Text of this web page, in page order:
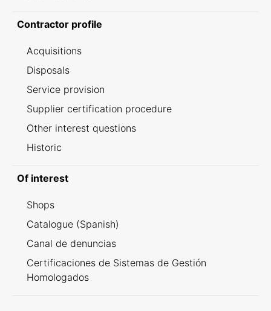
Contractor profile
Acquisitions
Disposals
Service provision
Supplier certification procedure
Other interest questions
Historic
Of interest
Shops
Catalogue (Spanish)
Canal de denuncias
Certificaciones de Sistemas de Gestión
Homologados